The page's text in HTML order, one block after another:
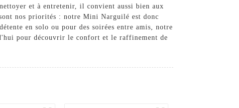
et à entretenir, il convient aussi bien aux
nos priorités : notre Mini Narguilé est donc
en solo ou pour des soirées entre amis, notre
pour découvrir le confort et le raffinement de